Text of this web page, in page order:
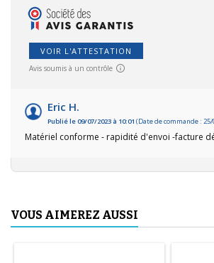
VOIR L'ATTESTATION
Avis soumis à un contrôle
Eric H.
Publié le 09/07/2023 à 10:01 (Date de commande : 25/
Matériel conforme - rapidité d'envoi -facture
VOUS AIMEREZ AUSSI